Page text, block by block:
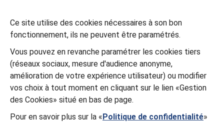
Validation*
À des fins de sécurité, veuillez sélectionner les
2 premiers
caractèreset les 2 derniers caractèresde la série.
V Y Q S 4
Ce site utilise des cookies nécessaires à son bon
fonctionnement, ils ne peuvent être paramétrés.
Vous pouvez en revanche paramétrer les cookies tiers
(réseaux sociaux, mesure d'audience anonyme,
amélioration de votre expérience utilisateur) ou modifier
vos choix à tout moment en cliquant sur le lien «Gestion
des Cookies» situé en bas de page.
Pour en savoir plus sur la «Politique de confidentialité»